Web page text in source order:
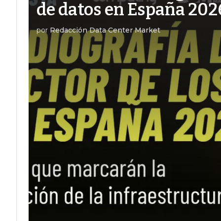
de datos en España
por Redacción Data Center Market